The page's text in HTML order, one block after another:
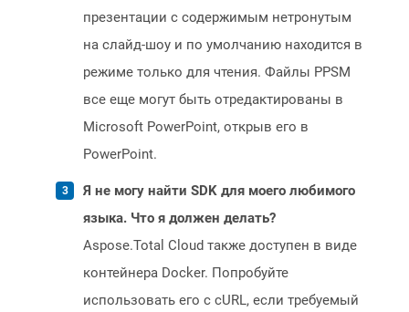
презентации с содержимым нетронутым
на слайд-шоу и по умолчанию находится в
режиме только для чтения. Файлы PPSM
все еще могут быть отредактированы в
Microsoft PowerPoint, открыв его в
PowerPoint.
Я не могу найти SDK для моего любимого
языка. Что я должен делать?
Aspose.Total Cloud также доступен в виде
контейнера Docker. Попробуйте
использовать его с cURL, если требуемый